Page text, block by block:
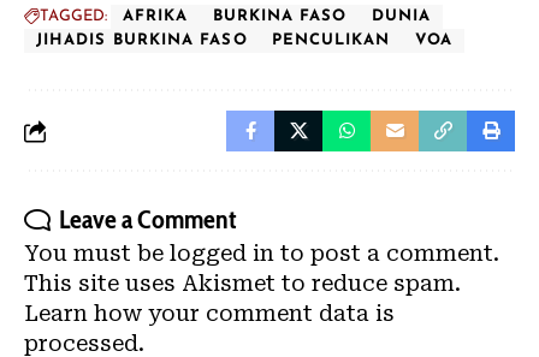
TAGGED: AFRIKA BURKINA FASO
DUNIA
JIHADIS BURKINA FASO
PENCULIKAN VOA
Leave a Comment
You must be logged in to post a comment.
This site uses Akismet to reduce spam.
Learn how your comment data is
processed.